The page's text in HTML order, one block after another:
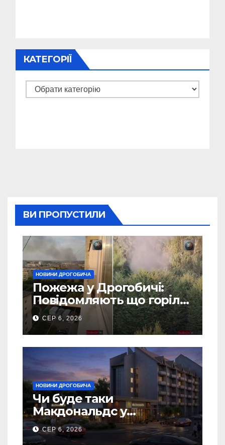
КАТЕГОРІЇ
Категорії
ВИ ПРОПУСТИЛИ
НОВИНИ ДРОГОБИЧА
Пожежа у Дрогобичі:
Повідомляють що горіло
5 гаражів (Відео)
СЕР 6, 2026
НОВИНИ ДРОГОБИЧА
Чи буде таки
Макдональдс у
Дрогобичі? (Фото)
СЕР 6, 2026